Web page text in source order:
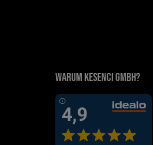
Warum Kesenci GmbH?